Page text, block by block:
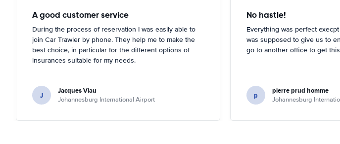
A good customer service
During the process of reservation I was easily able to
join Car Trawler by phone. They help me to make the
best choice, in particular for the different options of
insurances suitable for my needs.
J Jacques Viau
Johannesburg International Airport
No hastle!
Everything was perfect
was supposed to give us to
go to another office to get
p pierre prud homme
Johannesburg